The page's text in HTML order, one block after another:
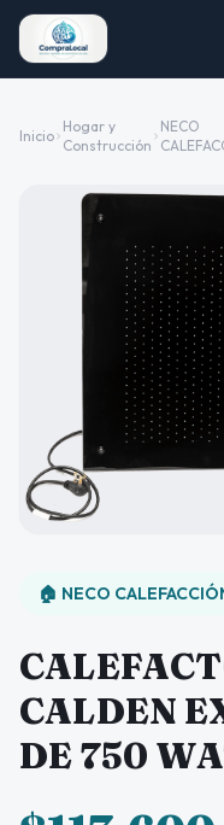
Inicio
Hogar y
Construcción
NECO
🏠 NECO
CALDEN
DE 750